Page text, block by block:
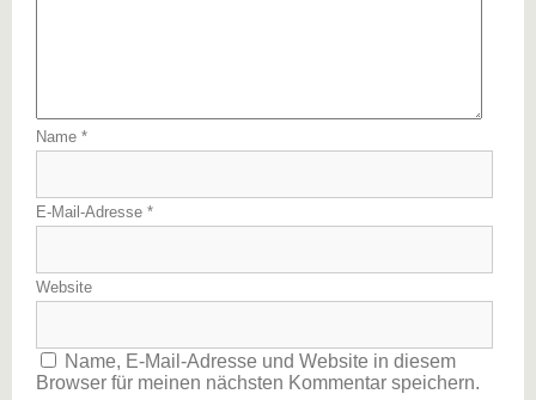
Name *
E-Mail-Adresse *
Website
Name, E-Mail-Adresse und Website in diesem
Browser für meinen nächsten Kommentar speichern.